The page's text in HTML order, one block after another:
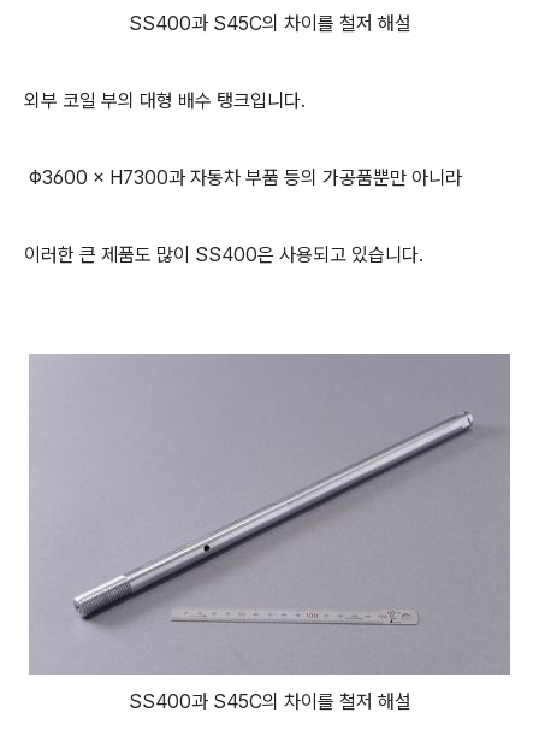
SS400과 S45C의 차이를 철저 해설
외부 코일 부의 대형 배수 탱크입니다.
Φ3600 × H7300과 자동차 부품 등의 가공품뿐만 아니라
이러한 큰 제품도 많이 SS400은 사용되고 있습니다.
SS400과 S45C의 차이를 철저 해설